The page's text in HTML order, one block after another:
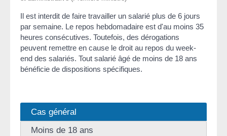
Il est interdit de faire travailler un salarié plus de 6 jours
par semaine. Le repos hebdomadaire est d'au moins 35
heures consécutives. Toutefois, des dérogations
peuvent remettre en cause le droit au repos du week-
end des salariés. Tout salarié âgé de moins de 18 ans
bénéficie de dispositions spécifiques.
Cas général
Moins de 18 ans